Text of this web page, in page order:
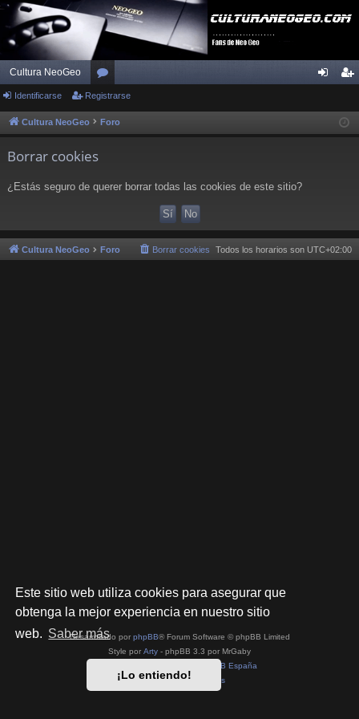
Este sitio web utiliza cookies para asegurar que
obtenga la mejor experiencia en nuestro sitio
web. Saber más
¡Lo entiendo!
Cultura NeoGeo
or
os ist
Identificarse Registrarse
Cultura NeoGeo Foro
Borrar cookies
¿Estás seguro de querer borrar todas las cookies de este sitio?
Cultura NeoGeo Foro Todos los horarios son UTC+02:00
Borrar cookies
Desarrollado por phpBB® Forum Software © phpBB Limited
Style por Arty - phpBB 3.3 por MrGaby
phpBB España
Privacidad|Condiciones